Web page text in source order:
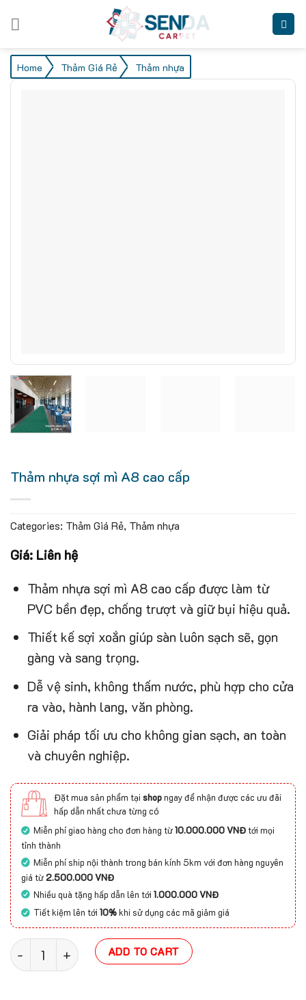
Home / Thảm Giá Rẻ / Thảm nhựa
Thảm nhựa sợi mì A8 cao cấp
Categories: Thảm Giá Rẻ, Thảm nhựa
Giá: Liên hệ
Thảm nhựa sợi mì A8 cao cấp được làm từ
PVC bền đẹp, chống trượt và giữ bụi hiệu quả.
Thiết kế sợi xoắn giúp sàn luôn sạch sẽ, gọn
gàng và sang trọng.
Dễ vệ sinh, không thấm nước, phù hợp cho cửa
ra vào, hành lang, văn phòng.
Giải pháp tối ưu cho không gian sạch, an toàn
và chuyên nghiệp.
Đặt mua sản phẩm tại shopngay để nhận được các ưu đãi
hấp dẫn nhất chưa từng có
Miễn phí giao hàng cho đơn hàng từ10.000.000 VNĐtới mọi
tỉnh thành
Miễn phí ship nội thành trong bán kính 5km với đơn hàng nguyên
giá từ2.500.000 VNĐ
Nhiều quà tặng hấp dẫn lên tới1.000.000 VNĐ
Tiết kiệm lên tới10%khi sử dụng các mã giảm giá
Thảm nhựa sợi mì A8 cao cấp quantity
ADD TO CART